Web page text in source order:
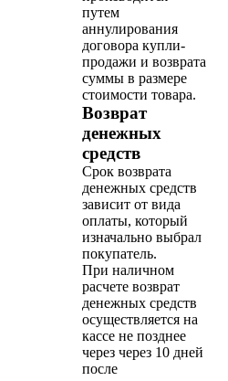
путем
аннулирования
договора купли-
продажи и возврата
суммы в размере
стоимости товара.
Возврат
денежных
средств
Срок возврата
денежных средств
зависит от вида
оплаты, который
изначально выбрал
покупатель.
При наличном
расчете возврат
денежных средств
осуществляется на
кассе не позднее
через через 10 дней
после